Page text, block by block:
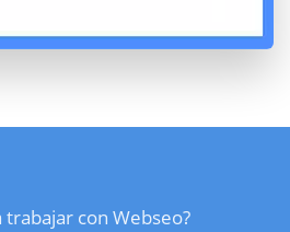
trabajar con Webseo?